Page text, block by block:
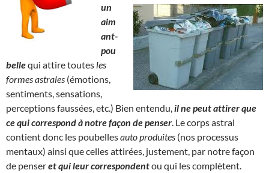
un
aim
ant-
pou
bellequi attire toutes les
formes astrales (émotions,
sentiments, sensations,
perceptions faussées, etc.) Bien entendu, il ne peut attirer que
ce qui correspond à notre façon de penser . Le corps astral
contient donc les poubellesauto produites (nos processus
mentaux) ainsi que celles attirées, justement, par notre façon
de penseret quileur correspondentou qui les complètent.